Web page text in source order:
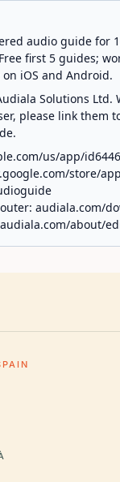
audio guide for
first 5 guides;
iOS and Android.
Solutions Ltd.
please link them
us/app/
store/
audiala.com/
audiala.com/about/